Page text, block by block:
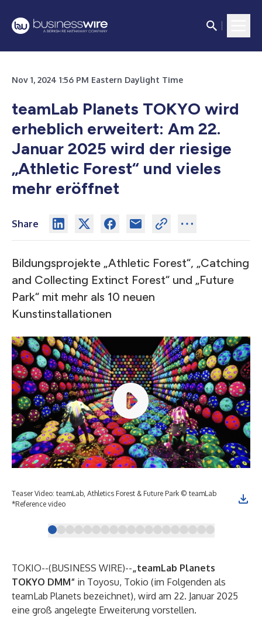
Nov 1, 2024 1:56 PM Eastern Daylight Time
teamLab Planets TOKYO wird
erheblich erweitert: Am 22.
Januar 2025 wird der riesige
„Athletic Forest“ und vieles
mehr eröffnet
Share
Bildungsprojekte „Athletic Forest“, „Catching
and Collecting Extinct Forest“ und „Future
Park“ mit mehr als 10 neuen
Kunstinstallationen
Teaser Video: teamLab, Athletics Forest & Future Park © teamLab
*Reference video
TOKIO--(BUSINESS WIRE)--„teamLab Planets
TOKYO DMM“ in Toyosu, Tokio (im Folgenden als
teamLab Planets bezeichnet), wird am 22. Januar 2025
eine groß angelegte Erweiterung vorstellen.